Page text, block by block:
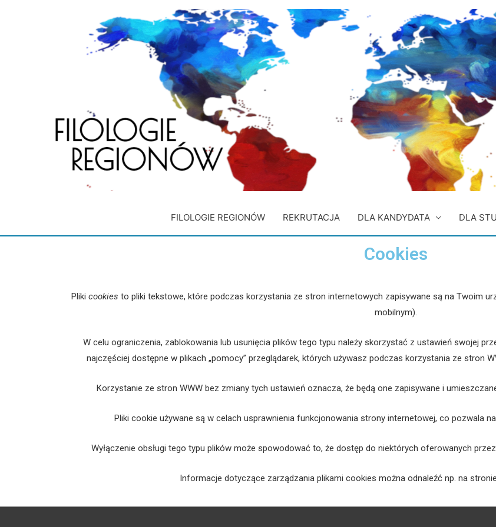
FILOLOGIE REGIONÓW REKRUTACJA DLA KANDYDATA DLA
Cookies
Pliki cookies to pliki tekstowe, które podczas korzystania ze stron internetowych zapisywane są na Twoim
mobilnym).
W celu ograniczenia, zablokowania lub usunięcia plików tego typu należy skorzystać z ustawień swojej
najczęściej dostępne w plikach „pomocy” przeglądarek, których używasz podczas korzystania ze stron
Korzystanie ze stron WWW bez zmiany tych ustawień oznacza, że będą one zapisywane i
Pliki cookie używane są w celach usprawnienia funkcjonowania strony internetowej, co pozwala
Wyłączenie obsługi tego typu plików może spowodować to, że dostęp do niektórych oferowanych
Informacje dotyczące zarządzania plikami cookies można odnaleźć np. na stronie